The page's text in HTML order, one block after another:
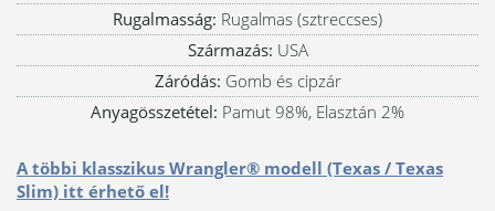
Rugalmasság: Rugalmas (sztreccses)
Származás: USA
Záródás: Gomb és cipzár
Anyagösszetétel: Pamut 98%, Elasztán 2%
A többi klasszikus Wrangler® modell (Texas / Texas
Slim) itt érhető el!